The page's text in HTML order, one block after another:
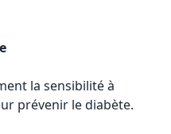
la sensibilité à
prévenir le diabète.